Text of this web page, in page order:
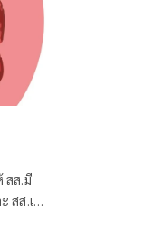
สส.มี
ส.เขต